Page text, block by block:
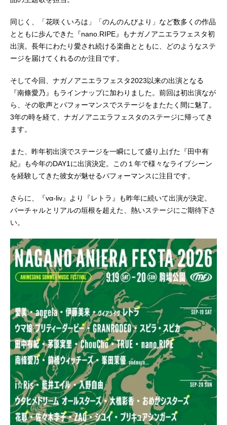
同じく、「花咲くいろは」「のんのんびより」など数多くの作品
とともに歩んできた『nano.RIPE』もナガノアニエラフェスタ初
出演。長年にわたり愛され続ける楽曲とともに、どのようなステ
ージを届けてくれるのか注目です。
そして今回、ナガノアニエラフェスタ2023以来の出演となる
『南條愛乃』もラインナップに加わりました。前回は初出演なが
ら、その歌声とパフォーマンスでステージをまたたく間に魅了。
3年の時を経て、ナガノアニエラフェスタのステージに帰ってき
ます。
また、昨年初出演でステージを一瞬にして盛り上げた『田中有
紀』も今年のDAY1に出演決定。この１年で様々なライブシーン
を経験してきた彼女が魅せるパフォーマンスに注目です。
さらに、『vα-liv』より『レトラ』も昨年に続いて出演が決定。
バーチャルとリアルの垣根を超えた、熱いステージにご期待下さ
い。